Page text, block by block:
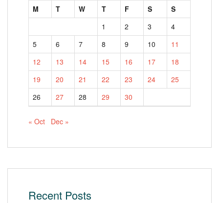
M
T W T F S
S
1
2 3
4
5
6 7 8 9 10
11
12
13 14 15 16 17
18
19
20 21 22 23 24
25
26
27 28 29 30
« Oct Dec »
Recent Posts